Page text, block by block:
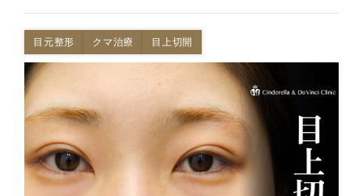
目元整形 クマ治療 目上切開